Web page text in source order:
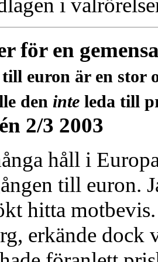
i
för en
euron är en stor
den inteleda till
2/3 2003
håll i
till euron.
hitta
erkände